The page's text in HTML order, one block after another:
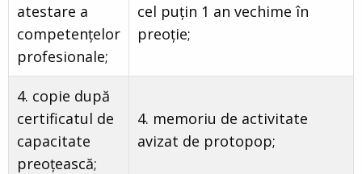
atestare a
competențelor
profesionale;
cel puțin 1 an vechime în
preoție;
4. copie după
certificatul de
capacitate
preoțească;
4. memoriu de activitate
avizat de protopop;